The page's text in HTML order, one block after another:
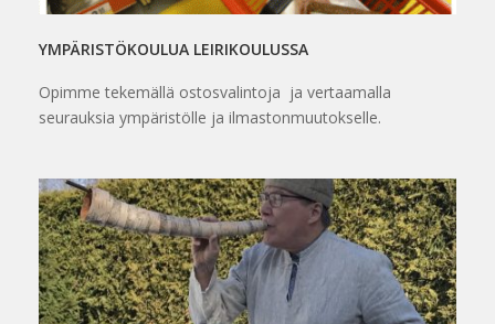
YMPÄRISTÖKOULUA LEIRIKOULUSSA
Opimme tekemällä ostosvalintoja ja vertaamalla
seurauksia ympäristölle ja ilmastonmuutokselle.